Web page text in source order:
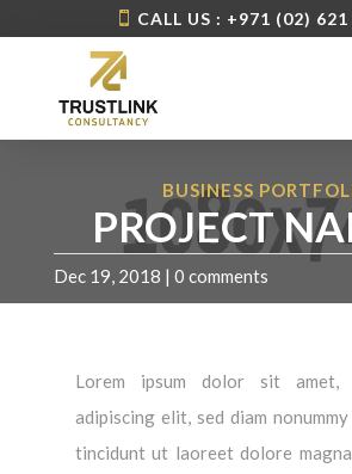
CALL US : +971 (02)
BUSINESS
PROJECT
Dec 19, 2018 | 0 comments
Lorem ipsum dolor sit amet,
adipiscing elit, sed diam
tincidunt ut laoreet dolore